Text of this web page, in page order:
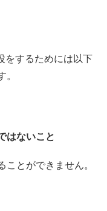
をするためには以下
。
はないこと
ことができません。